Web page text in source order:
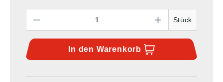
Stück
In den Warenkorb